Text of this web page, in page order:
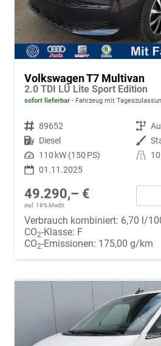
Volkswagen T7 Multivan
2.0 TDI LÜ Lite Sport Edition
sofort lieferbar Fahrzeug mit
Fahrzeugnr. 89652 Getriebe
Kraftstoff Diesel Außenfarbe
Leistung 110 kW (150 PS) Kilometerstand
01.11.2025
49.290,– €
incl. 19% MwSt.
Verbrauch kombiniert: 6,70 l/
CO2-Klasse: F
CO2-Emissionen: 175,00 g/km